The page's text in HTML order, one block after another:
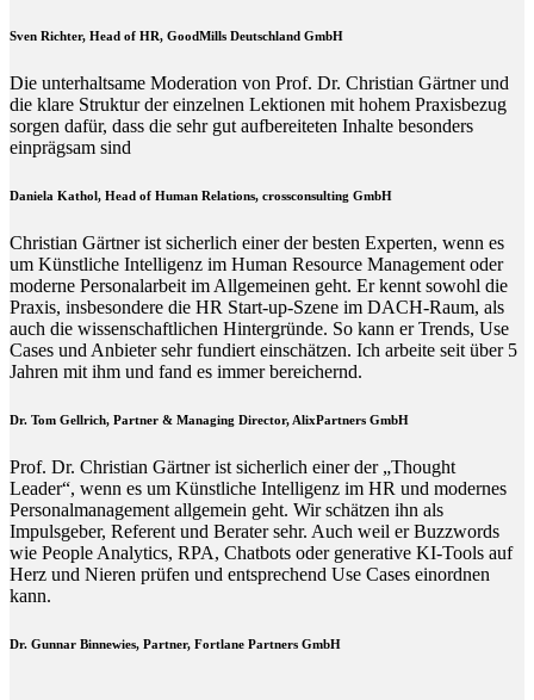
Sven Richter, Head of HR, GoodMills Deutschland GmbH
Die unterhaltsame Moderation von Prof. Dr. Christian Gärtner und
die klare Struktur der einzelnen Lektionen mit hohem Praxisbezug
sorgen dafür, dass die sehr gut aufbereiteten Inhalte besonders
einprägsam sind
Daniela Kathol, Head of Human Relations, crossconsulting GmbH
Christian Gärtner ist sicherlich einer der besten Experten, wenn es
um Künstliche Intelligenz im Human Resource Management oder
moderne Personalarbeit im Allgemeinen geht. Er kennt sowohl die
Praxis, insbesondere die HR Start-up-Szene im DACH-Raum, als
auch die wissenschaftlichen Hintergründe. So kann er Trends, Use
Cases und Anbieter sehr fundiert einschätzen. Ich arbeite seit über 5
Jahren mit ihm und fand es immer bereichernd.
Dr. Tom Gellrich, Partner & Managing Director, AlixPartners GmbH
Prof. Dr. Christian Gärtner ist sicherlich einer der „Thought
Leader“, wenn es um Künstliche Intelligenz im HR und modernes
Personalmanagement allgemein geht. Wir schätzen ihn als
Impulsgeber, Referent und Berater sehr. Auch weil er Buzzwords
wie People Analytics, RPA, Chatbots oder generative KI-Tools auf
Herz und Nieren prüfen und entsprechend Use Cases einordnen
kann.
Dr. Gunnar Binnewies, Partner, Fortlane Partners GmbH